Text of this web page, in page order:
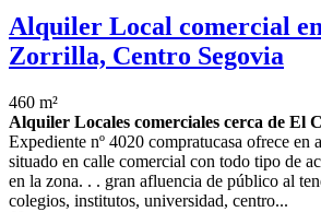
Alquiler Local comercial
Zorrilla, Centro Segovia
460 m²
Alquiler Locales comerciales cerca de El
Expediente nº 4020 compratucasa ofrece en
situado en calle comercial con todo tipo de
en la zona. . . gran afluencia de público al
colegios, institutos, universidad, centro...